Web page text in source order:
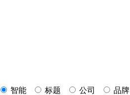
智能
标题 公司
品牌